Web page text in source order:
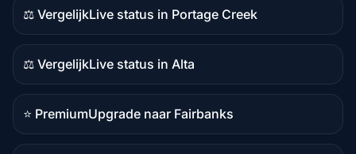
⚖️ Vergelijk
Vergelijkingsinhoud
Live status in Portage Creek
⚖️ Vergelijk
Vergelijkingsinhoud
Live status in Alta
⭐ Premium
Premiumbestemming
Upgrade naar Fairbanks